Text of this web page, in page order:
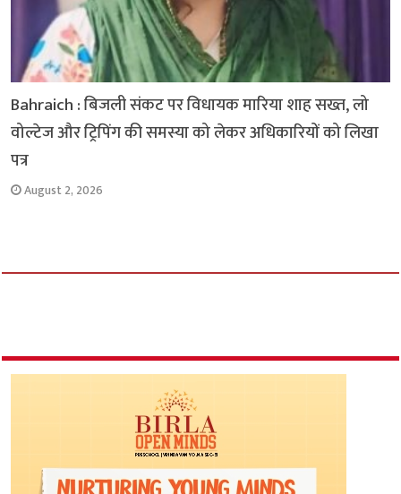
Bahraich : बिजली संकट पर विधायक मारिया शाह सख्त, लो
वोल्टेज और ट्रिपिंग की समस्या को लेकर अधिकारियों को लिखा
पत्र
August 2, 2026